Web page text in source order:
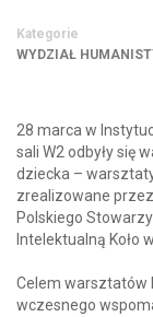
Kategorie
WYDZIAŁ
28 marca w
sali W2 odbyły się
dziecka –
zrealizowane
Polskiego
Intelektualną Koło
Celem warsztatów
wczesnego